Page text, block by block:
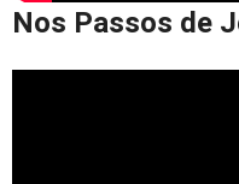
Nos Passos de